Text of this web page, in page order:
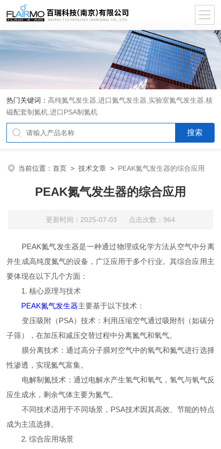
热门关键词： 高纯氮气发生器,进口氮气发生器,实验室氮气发生器,核
磁配套制氮机,进口PSA制氮机
当前位置：首页 >技术文章 > PEAK氮气发生器的综合应用
PEAK氮气发生器的综合应用
更新时间：2025-07-03 点击次数：964
PEAK氮气发生器是一种通过物理或化学方法从空气中分离
并生成高纯度氮气的设备，广泛应用于多个行业。其综合应用主
要体现在以下几个方面：
1. 核心原理与技术
PEAK氮气发生器主要基于以下技术：
变压吸附（PSA）技术：利用压缩空气通过吸附剂（如碳分
子筛），在加压和减压交替过程中分离氮气和氧气。
膜分离技术：通过高分子膜对空气中的氧气和氮气进行选择
性渗透，实现氮气富集。
电解制氮技术：通过电解水产生氢气和氧气，氢气与氧气反
应生成水，剩余气体主要为氮气。
不同技术适用于不同场景，PSA技术因其高效、节能的特点
成为主流选择。
2. 综合应用场景